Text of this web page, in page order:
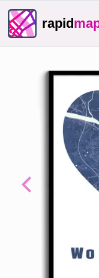
rapid
Previous